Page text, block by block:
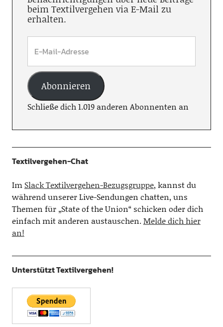
beim Textilvergehen via E-Mail zu
erhalten.
Abonnieren
Schließe dich 1.019 anderen Abonnenten an
Textilvergehen-Chat
Im Slack Textilvergehen-Bezugsgruppe, kannst du
während unserer Live-Sendungen chatten, uns
Themen für „State of the Union“ schicken oder dich
einfach mit anderen austauschen.Melde dich hier
an!
Unterstützt Textilvergehen!